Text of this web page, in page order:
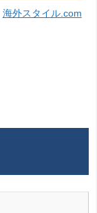
海外スタイル.com